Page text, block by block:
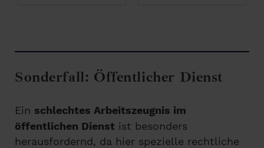
Sonderfall: Öffentlicher Dienst
Ein schlechtes Arbeitszeugnis im
öffentlichen Dienst ist besonders
herausfordernd, da hier spezielle rechtliche